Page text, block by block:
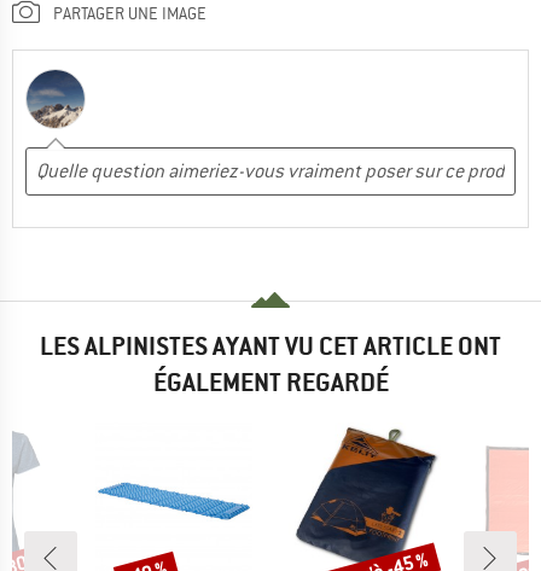
PARTAGER UNE IMAGE
LES ALPINISTES AYANT VU CET ARTICLE ONT
ÉGALEMENT REGARDÉ